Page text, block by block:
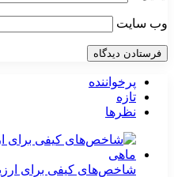
وب‌ سایت
پرخواننده
تازه
نظرها
شاخص‌های کیفی برای